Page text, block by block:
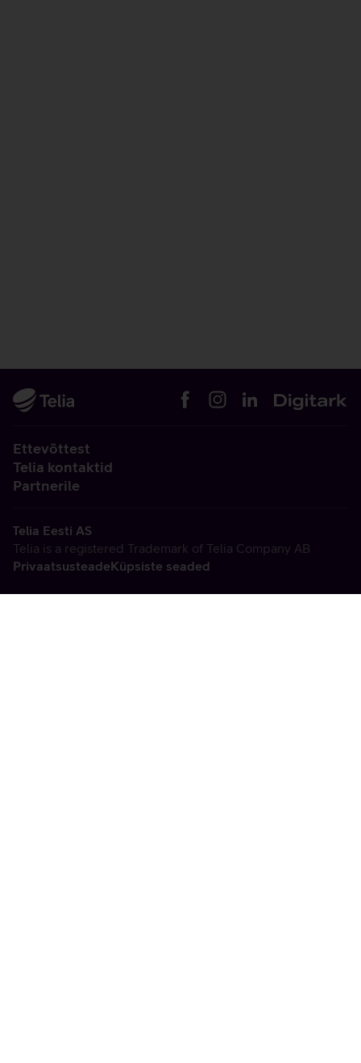
Ettevõttest
Telia kontaktid
Partnerile
Telia Eesti AS
Telia is a registered Trademark of Telia Company AB
PrivaatsusteadeKüpsiste seaded